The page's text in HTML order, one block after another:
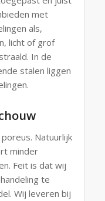
met
als,
licht of grof
In de
stalen liggen
Natuurlijk
minder
Feit is dat wij
te
Wij leveren bij